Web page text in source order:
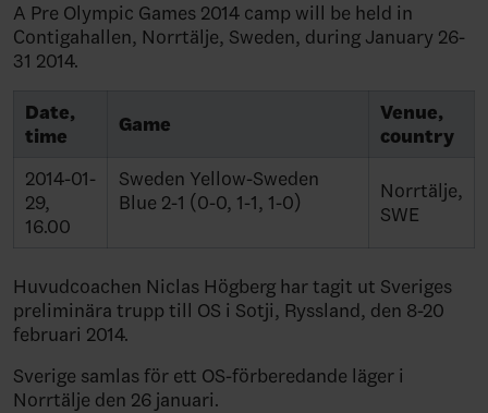
A Pre Olympic Games 2014 camp will be held in
Contigahallen, Norrtälje, Sweden, during January 26-
31 2014.
Date,
time
Game
Venue,
country
2014-01-
29,
16.00
Sweden Yellow-Sweden
Blue 2-1 (0-0, 1-1, 1-0)
Norrtälje,
SWE
Huvudcoachen Niclas Högberg har tagit ut Sveriges
preliminära trupp till OS i Sotji, Ryssland, den 8-20
februari 2014.
Sverige samlas för ett OS-förberedande läger i
Norrtälje den 26 januari.